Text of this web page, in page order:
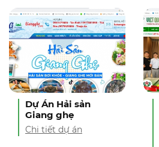
Dự Án Hải sản
Giang ghẹ
Chi tiết dự án